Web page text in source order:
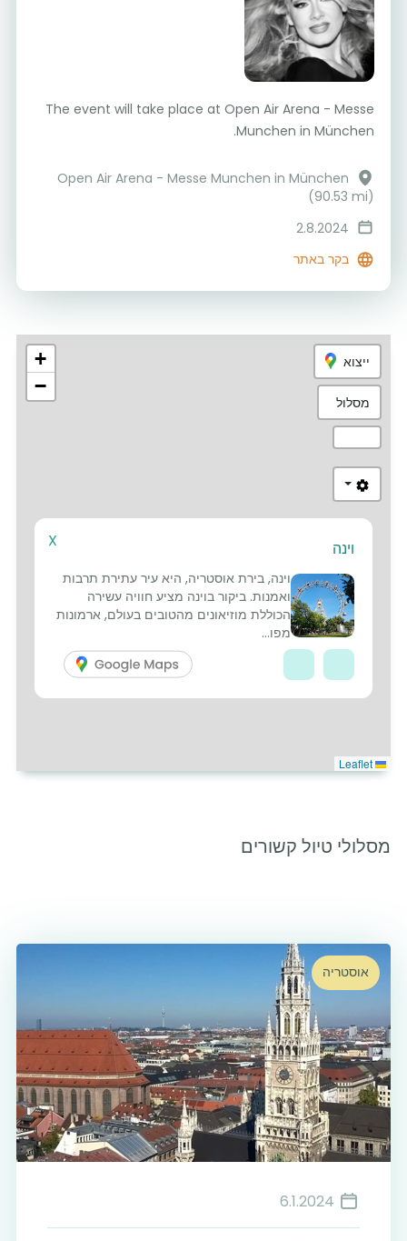
The event will take place at Open Air Arena - Messe
Munchen in München.
Open Air Arena - Messe Munchen in München
(90.53 mi)
2.8.2024
בקר באתר
+
−
Leaflet
ייצוא
מסלול
X וינה
וינה, בירת אוסטריה, היא עיר עתירת תרבות
ואמנות. ביקור בוינה מציע חוויה עשירה
הכוללת מוזיאונים מהטובים בעולם, ארמונות
מפו...
מסלולי טיול קשורים
אוסטריה
6.1.2024